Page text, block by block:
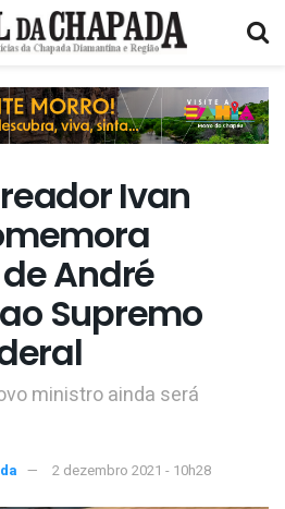
Ivan
André
Supremo
ministro ainda será
2 dezembro 2021 - 10h28